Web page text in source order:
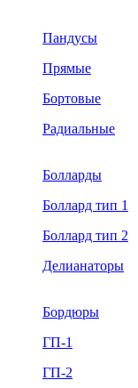
Пандусы
Прямые
Бортовые
Радиальные
Болларды
Боллард тип 1
Боллард тип 2
Делианаторы
Бордюры
ГП-1
ГП-2